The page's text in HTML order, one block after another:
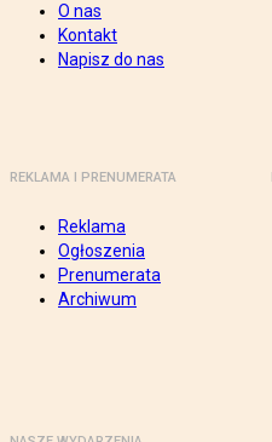
O nas
Kontakt
Napisz do nas
REKLAMA I PRENUMERATA
Reklama
Ogłoszenia
Prenumerata
Archiwum